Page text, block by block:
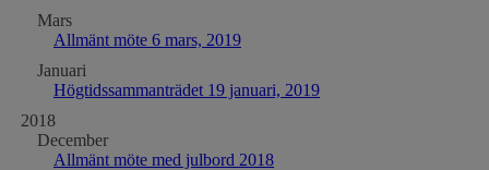
Mars
Allmänt möte 6 mars, 2019
Januari
Högtidssammanträdet 19 januari, 2019
2018
December
Allmänt möte med julbord 2018